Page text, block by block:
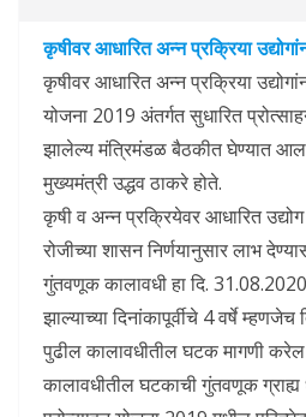
कृषीवर आधारित अन्न प्रक्रिया
कृषीवर आधारित अन्न प्रक्रिया
योजना 2019 अंतर्गत सुधारित
झालेल्य मंत्रिमंडळ बैठकीत घेण्यात
मुख्यमंत्री उद्धव ठाकरे होते.
कृषी व अन्न प्रक्रियेवर आधारित
रोजीच्या शासन निर्णयानुसार लाभ
गुंतवणूक कालावधी हा दि. 31.08.2020
झाल्याच्या दिनांकापूर्वीचे 4 वर्षे
पुढील कालावधीतील घटक मागणी करेल
कालावधीतील घटकाची गुंतवणूक ग्राह्य